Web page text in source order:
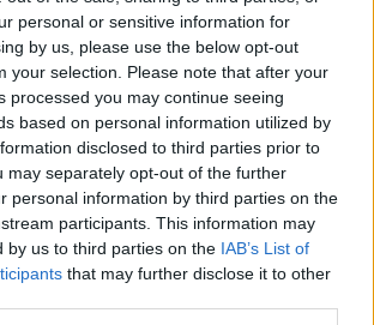
personal or sensitive information for
by us, please use the below opt-out
your selection. Please note that after your
processed you may continue seeing
based on personal information utilized by
disclosed to third parties prior to
may separately opt-out of the further
personal information by third parties on the
participants. This information may
by us to third parties on the IAB’s List of
that may further disclose it to other
Presenze a